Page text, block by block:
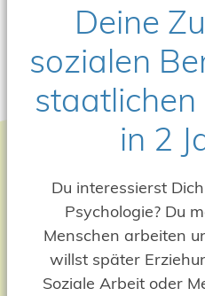
Deine
sozialen
in 2
Du interessierst
Psychologie? Du
Menschen arbeiten
willst später
Soziale Arbeit oder